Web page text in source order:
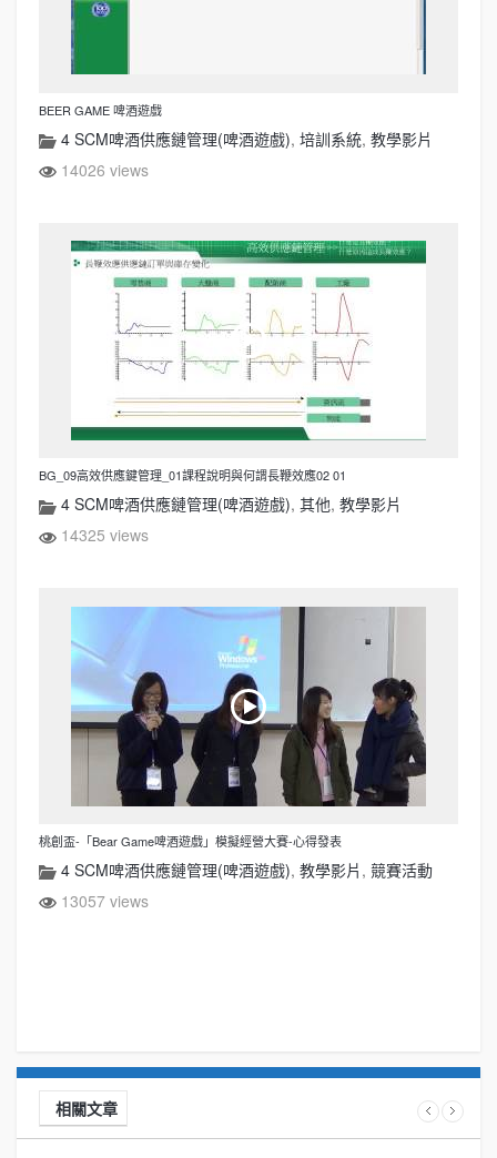
BEER GAME 啤酒遊戲
4 SCM啤酒供應鏈管理(啤酒遊戲), 培訓系統, 教學影片
14026 views
BG_09高效供應鍵管理_01課程說明與何謂長鞭效應02 01
4 SCM啤酒供應鏈管理(啤酒遊戲), 其他, 教學影片
14325 views
桃創盃-「Bear Game啤酒遊戲」模擬經營大賽-心得發表
4 SCM啤酒供應鏈管理(啤酒遊戲), 教學影片 , 競賽活動
13057 views
相關文章